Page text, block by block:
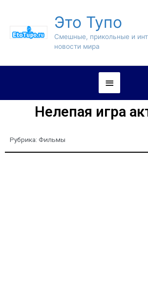
Это Тупо
Смешные, прикольные и
новости мира
Нелепая игра
Рубрика: Фильмы